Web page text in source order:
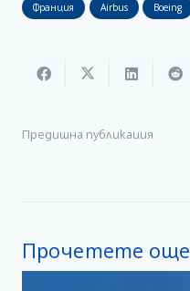
Франция Airbus Boeing
Предишна публикация
Прочетете още